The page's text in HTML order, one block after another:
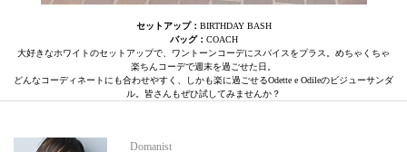
セットアップ： BIRTHDAY BASH
バッグ： COACH
大好きなホワイトのセットアップで、ワントーンコーデにスパイスをプラス。めちゃくちゃ
楽ちんコーデで週末を過ごせた日。
どんなコーディネートにも合わせやすく、しかも楽に過ごせるOdette e Odileのビジューサンダ
ル。皆さんもぜひ試してみませんか？
Domanist